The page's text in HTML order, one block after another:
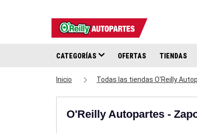
CATEGORÍAS OFERTAS TIENDAS
Inicio Todas las tiendas O'Reilly
O'Reilly Autopartes -